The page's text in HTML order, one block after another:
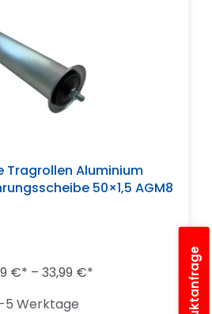
Tragrollen Aluminium
50×1,5 AGM8
€ – 33,99 €
5 Werktage